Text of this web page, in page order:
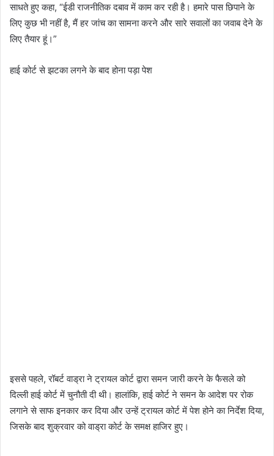
साधते हुए कहा, “ईडी राजनीतिक दबाव में काम कर रही है। हमारे पास छिपाने के
लिए कुछ भी नहीं है, मैं हर जांच का सामना करने और सारे सवालों का जवाब देने के
लिए तैयार हूं।”
​हाई कोर्ट से झटका लगने के बाद होना पड़ा पेश
​इससे पहले, रॉबर्ट वाड्रा ने ट्रायल कोर्ट द्वारा समन जारी करने के फैसले को
दिल्ली हाई कोर्ट में चुनौती दी थी। हालांकि, हाई कोर्ट ने समन के आदेश पर रोक
लगाने से साफ इनकार कर दिया और उन्हें ट्रायल कोर्ट में पेश होने का निर्देश दिया,
जिसके बाद शुक्रवार को वाड्रा कोर्ट के समक्ष हाजिर हुए।